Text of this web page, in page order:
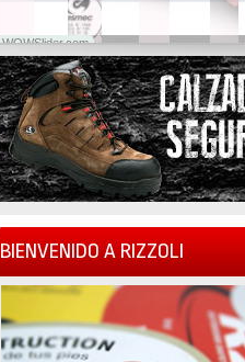
WOWSlider.com
BIENVENIDO A RIZZOLI